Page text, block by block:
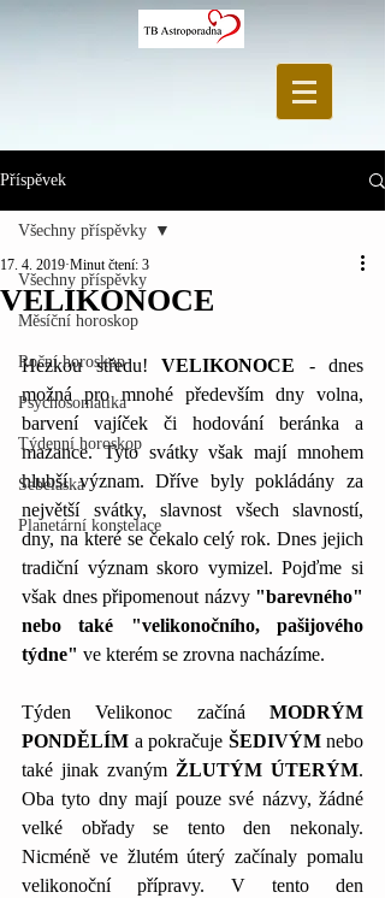
Příspěvek
Všechny příspěvky
Měsíční horoskop
Roční horoskop
Psychosomatika
Týdenní horoskop
Sebeláska
Planetární konstelace
Všechny příspěvky
VELIKONOCE
17. 4. 2019 Minut čtení: 3
Hezkou středu! VELIKONOCE - dnes
možná pro mnohé především dny volna,
barvení vajíček či hodování beránka a
mazance. Tyto svátky však mají mnohem
hlubší význam. Dříve byly pokládány za
největší svátky, slavnost všech slavností,
dny, na které se čekalo celý rok. Dnes jejich
tradiční význam skoro vymizel. Pojďme si
však dnes připomenout názvy "barevného"
nebo také "velikonočního, pašijového
týdne" ve kterém se zrovna nacházíme.
Týden Velikonoc začíná MODRÝM
PONDĚLÍM a pokračuje ŠEDIVÝM nebo
také jinak zvaným ŽLUTÝM ÚTERÝM.
Oba tyto dny mají pouze své názvy, žádné
velké obřady se tento den nekonaly.
Nicméně ve žlutém úterý začínaly pomalu
velikonoční přípravy. V tento den